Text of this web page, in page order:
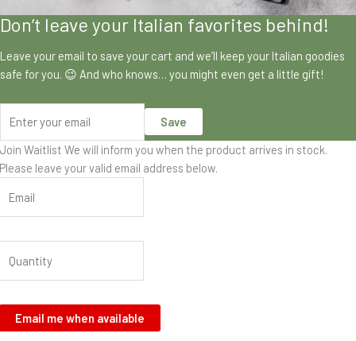
Don’t leave your Italian favorites behind!
Leave your email to save your cart and we’ll keep your Italian goodies
safe for you. 😉 And who knows… you might even get a little gift!
Save
Join Waitlist We will inform you when the product arrives in stock.
Please leave your valid email address below.
Email me when available